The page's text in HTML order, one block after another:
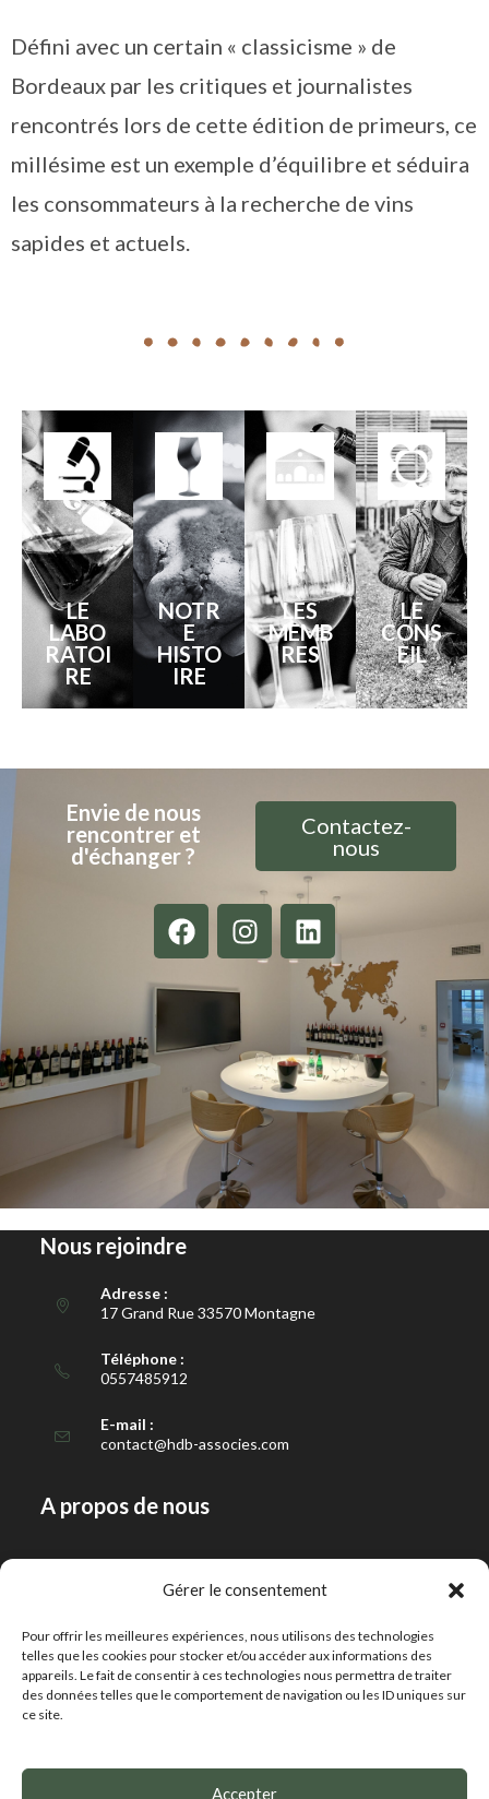
Gérer le consentement
Pour offrir les meilleures expériences, nous utilisons des technologies
telles que les cookies pour stocker et/ou accéder aux informations des
appareils. Le fait de consentir à ces technologies nous permettra de traiter
des données telles que le comportement de navigation ou les ID uniques sur
ce site.
Accepter
Défini avec un certain « classicisme » de
Bordeaux par les critiques et journalistes
rencontrés lors de cette édition de primeurs, ce
millésime est un exemple d’équilibre et séduira
les consommateurs à la recherche de vins
sapides et actuels.
LE
LABO
RATOI
RE
NOTR
E
HISTO
IRE
LES
MEMB
RES
LE
CONS
EIL
Envie de nous
rencontrer et
d'échanger ?
Contactez-
nous
Nous rejoindre
Adresse :
17 Grand Rue 33570 Montagne
Téléphone :
0557485912
E-mail :
contact@hdb-associes.com
A propos de nous
Notre histoire
Contact
Notre expertise
Conseil